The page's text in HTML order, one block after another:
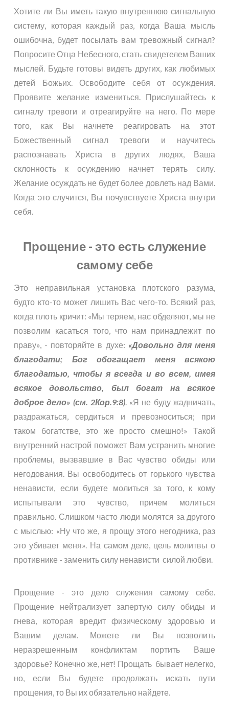
Хотите ли Вы иметь такую внутреннюю сигнальную
систему, которая каждый раз, когда Ваша мысль
ошибочна, будет посылать вам тревожный сигнал?
Попросите Отца Небесного, стать свидетелем Ваших
мыслей. Будьте готовы видеть других, как любимых
детей Божьих. Освободите себя от осуждения.
Проявите желание измениться. Прислушайтесь к
сигналу тревоги и отреагируйте на него. По мере
того, как Вы начнете реагировать на этот
Божественный сигнал тревоги и научитесь
распознавать Христа в других людях, Ваша
склонность к осуждению начнет терять силу.
Желание осуждать не будет более довлеть над Вами.
Когда это случится, Вы почувствуете Христа внутри
себя.
Прощение - это есть служение
самому себе
Это неправильная установка плотского разума,
будто кто-то может лишить Вас чего-то. Всякий раз,
когда плоть кричит: «Мы теряем, нас обделяют, мы не
позволим касаться того, что нам принадлежит по
праву», - повторяйте в духе: «Довольно для меня
благодати; Бог обогащает меня всякою
благодатью, чтобы я всегда и во всем, имея
всякое довольство, был богат на всякое
доброе дело» (см. 2Кор.9:8). «Я не буду жадничать,
раздражаться, сердиться и превозноситься; при
таком богатстве, это же просто смешно!» Такой
внутренний настрой поможет Вам устранить многие
проблемы, вызвавшие в Вас чувство обиды или
негодования. Вы освободитесь от горького чувства
ненависти, если будете молиться за того, к кому
испытывали это чувство, причем молиться
правильно. Слишком часто люди молятся за другого
с мыслью: «Ну что же, я прощу этого негодника, раз
это убивает меня». На самом деле, цель молитвы о
противнике - заменить силу ненависти силой любви.
Прощение - это дело служения самому себе.
Прощение нейтрализует запертую силу обиды и
гнева, которая вредит физическому здоровью и
Вашим делам. Можете ли Вы позволить
неразрешенным конфликтам портить Ваше
здоровье? Конечно же, нет! Прощать бывает нелегко,
но, если Вы будете продолжать искать пути
прощения, то Вы их обязательно найдете.